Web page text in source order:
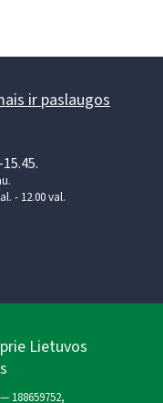
ir paslaugos
- 12.00 val.
Lietuvos
188659752,